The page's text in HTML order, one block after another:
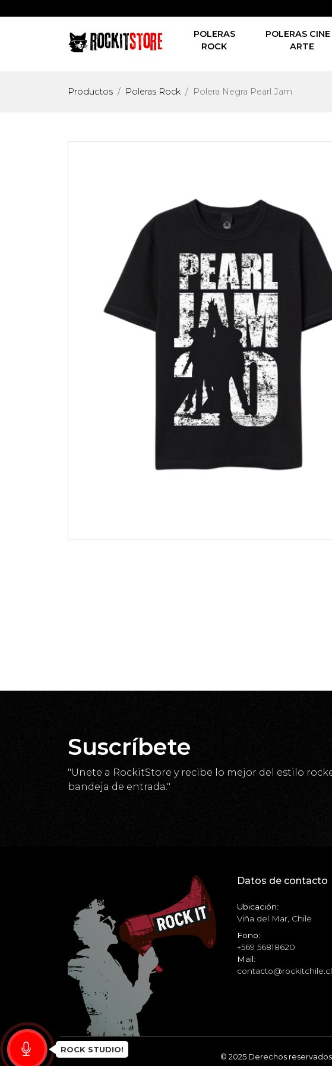
POLERAS
ROCK
POLERAS CINE
ARTE
Productos Poleras Rock Polera Negra Pearl Jam
Suscríbete
"Unete a RockitStore y recibe lo mejor del estilo
bandeja de entrada."
Datos de contacto
Ubicación:
Viña del Mar, Chile
Fono:
+569 56818620
Mail:
contacto@rockitchile.cl
© 2025 Derechos
ROCK STUDIO!